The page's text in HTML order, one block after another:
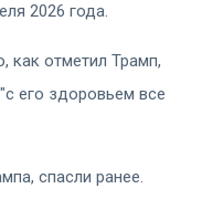
2026 года.
как отметил Трамп,
его здоровьем все
спасли ранее.